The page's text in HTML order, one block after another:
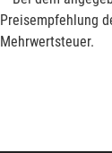
Preisempfehlung
Mehrwertsteuer.